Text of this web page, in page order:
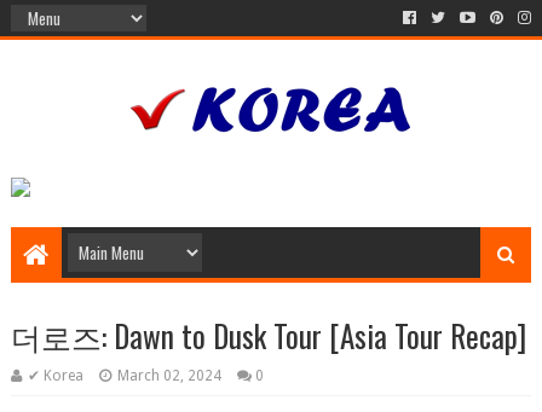
더로즈: Dawn to Dusk Tour [Asia Tour Recap]
✔ Korea March 02, 2024 0